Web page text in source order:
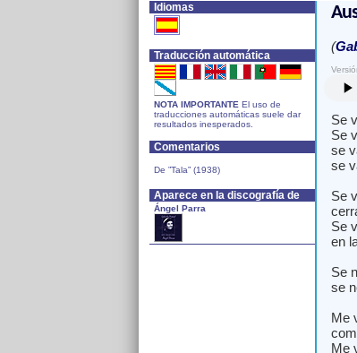
Idiomas
Traducción automática
NOTA IMPORTANTE El uso de
traducciones automáticas suele dar
resultados inesperados.
Comentarios
De ”Tala” (1938)
Aparece en la discografía de
Ángel Parra
(
Se
Se
se
se
Se
Se
en
Se
se
Me
Me